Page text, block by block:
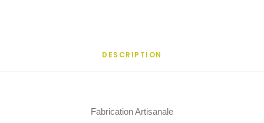
DESCRIPTION
Fabrication Artisanale